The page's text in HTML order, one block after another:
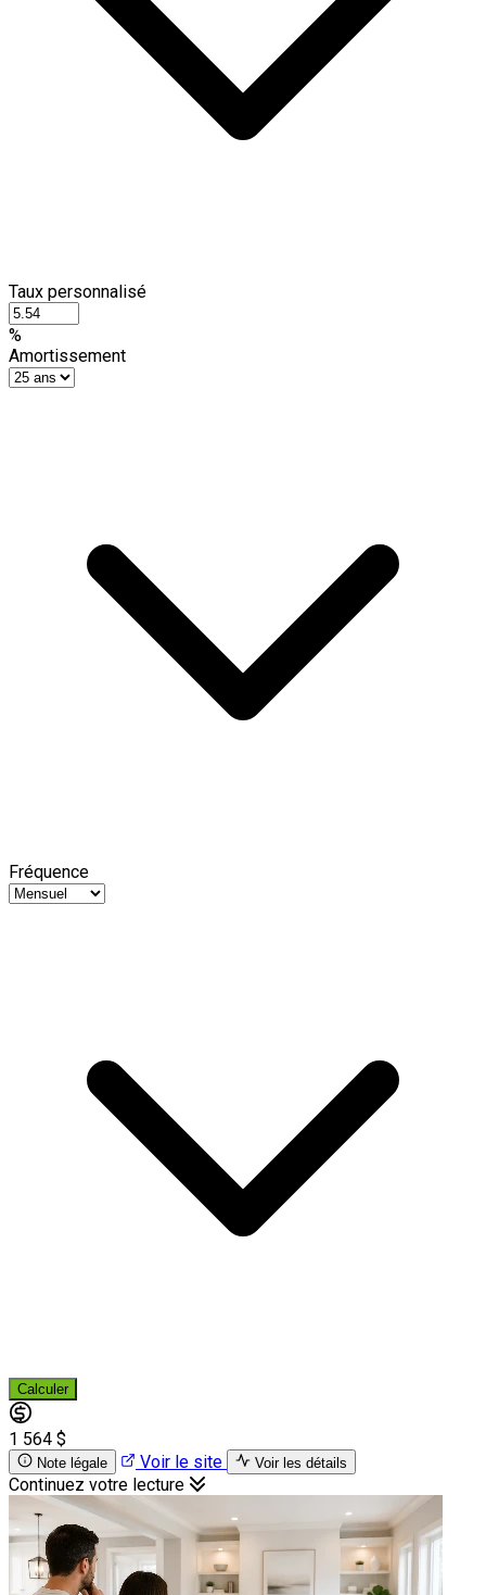
Taux personnalisé
%
Amortissement
Fréquence
Calculer
1 564 $
Note légale Voir le site Voir les détails
Continuez votre lecture